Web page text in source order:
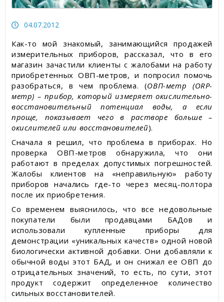
04.07.2012
Как-то мой знакомый, занимающийся продажей
измерительных приборов, рассказал, что в его
магазин зачастили клиенты с жалобами на работу
приобретенных ОВП-метров, и попросил помочь
разобраться, в чем проблема. (ОВП-метр (ORP-
метр) – прибор, который измеряет окислительно-
восстановительный потенциал воды, а если
проще, показывает чего в растворе больше –
окислителей или восстановителей).
Сначала я решил, что проблема в приборах. Но
проверка ОВП-метров обнаружила, что они
работают в пределах допустимых погрешностей.
Жалобы клиентов на «неправильную» работу
приборов начались где-то через месяц-полтора
после их приобретения.
Со временем выяснилось, что все недовольные
покупатели были продавцами БАДов и
использовали купленные приборы для
демонстрации «уникальных качеств» одной новой
биологически активной добавки. Они добавляли к
обычной воды этот БАД, и он снижал ее ОВП до
отрицательных значений, то есть, по сути, этот
продукт содержит определенное количество
сильных восстановителей.
Статьи об измерительных приборах
Пресс-релизы, пост-релизы
Видеоновости